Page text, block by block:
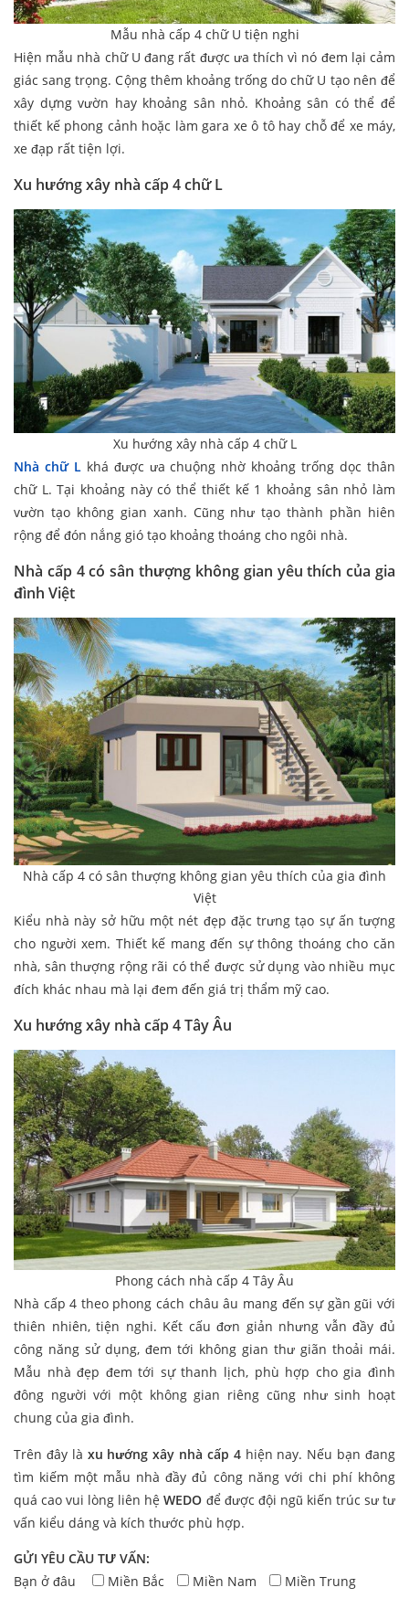
Mẫu nhà cấp 4 chữ U tiện nghi
Hiện mẫu nhà chữ U đang rất được ưa thích vì nó đem lại cảm
giác sang trọng. Cộng thêm khoảng trống do chữ U tạo nên để
xây dựng vườn hay khoảng sân nhỏ. Khoảng sân có thể để
thiết kế phong cảnh hoặc làm gara xe ô tô hay chỗ để xe máy,
xe đạp rất tiện lợi.
Xu hướng xây nhà cấp 4 chữ L
Xu hướng xây nhà cấp 4 chữ L
Nhà chữ Lkhá được ưa chuộng nhờ khoảng trống dọc thân
chữ L. Tại khoảng này có thể thiết kế 1 khoảng sân nhỏ làm
vườn tạo không gian xanh. Cũng như tạo thành phần hiên
rộng để đón nắng gió tạo khoảng thoáng cho ngôi nhà.
Nhà cấp 4 có sân thượng không gian yêu thích của gia
đình Việt
Nhà cấp 4 có sân thượng không gian yêu thích của gia đình
Việt
Kiểu nhà này sở hữu một nét đẹp đặc trưng tạo sự ấn tượng
cho người xem. Thiết kế mang đến sự thông thoáng cho căn
nhà, sân thượng rộng rãi có thể được sử dụng vào nhiều mục
đích khác nhau mà lại đem đến giá trị thẩm mỹ cao.
Xu hướng xây nhà cấp 4 Tây Âu
Phong cách nhà cấp 4 Tây Âu
Nhà cấp 4 theo phong cách châu âu mang đến sự gần gũi với
thiên nhiên, tiện nghi. Kết cấu đơn giản nhưng vẫn đầy đủ
công năng sử dụng, đem tới không gian thư giãn thoải mái.
Mẫu nhà đẹp đem tới sự thanh lịch, phù hợp cho gia đình
đông người với một không gian riêng cũng như sinh hoạt
chung của gia đình.
Trên đây là xu hướng xây nhà cấp 4hiện nay. Nếu bạn đang
tìm kiếm một mẫu nhà đầy đủ công năng với chi phí không
quá cao vui lòng liên hệWEDO để được đội ngũ kiến trúc sư tư
vấn kiểu dáng và kích thước phù hợp.
GỬI YÊU CẦU TƯ VẤN:
Bạn ở đâu
Miền Bắc Miền Nam Miền Trung